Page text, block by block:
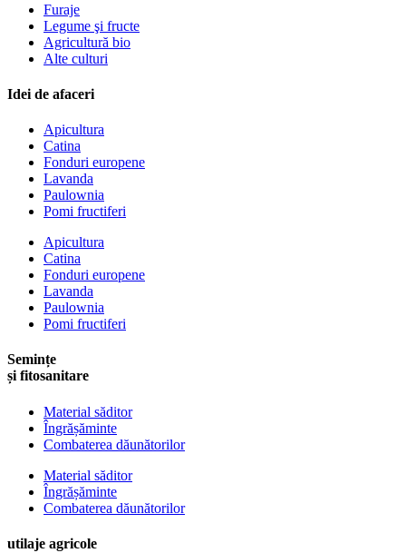
Furaje
Legume şi fructe
Agricultură bio
Alte culturi
Idei de afaceri
Apicultura
Catina
Fonduri europene
Lavanda
Paulownia
Pomi fructiferi
Apicultura
Catina
Fonduri europene
Lavanda
Paulownia
Pomi fructiferi
Semințe
și fitosanitare
Material săditor
Îngrășăminte
Combaterea dăunătorilor
Material săditor
Îngrășăminte
Combaterea dăunătorilor
utilaje agricole